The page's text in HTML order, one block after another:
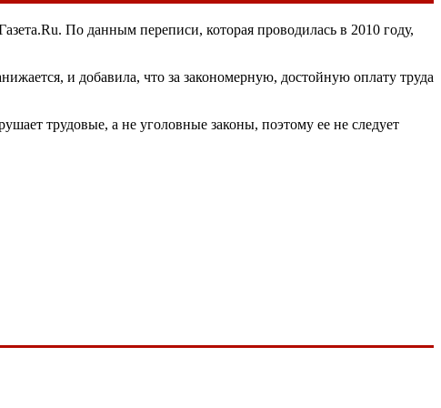
По данным переписи, которая проводилась в 2010 году,
и добавила, что за закономерную, достойную оплату труда
трудовые, а не уголовные законы, поэтому ее не следует